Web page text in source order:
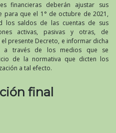
financieras deberán ajustar sus
para que el 1° de octubre de 2021,
los saldos de las cuentas de sus
activas, pasivas y otras, de
presente Decreto, e informar dicha
a través de los medios que se
de la normativa que dicten los
a tal efecto.
final